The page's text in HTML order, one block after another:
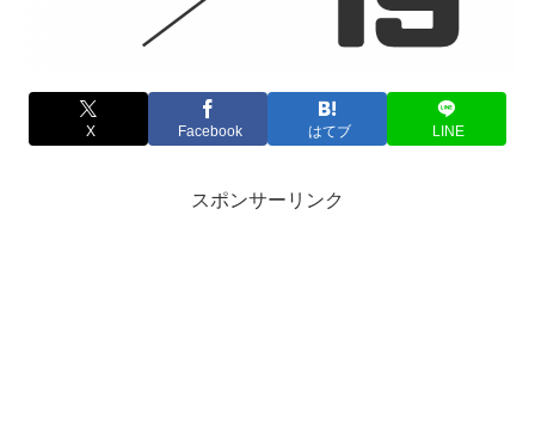
X Facebook はてブ LINE
スポンサーリンク